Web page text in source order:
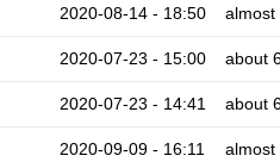
2020-08-14 - 18:50 almost
2020-07-23 - 15:00 about
2020-07-23 - 14:41 about
2020-09-09 - 16:11 almost